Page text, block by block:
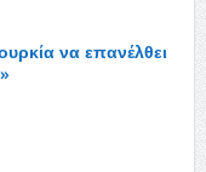
να επανέλθει